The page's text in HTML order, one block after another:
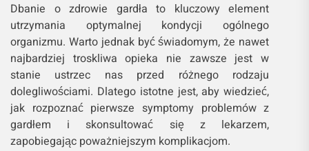
Dbanie o zdrowie gardła to kluczowy element
utrzymania optymalnej kondycji ogólnego
organizmu. Warto jednak być świadomym, że nawet
najbardziej troskliwa opieka nie zawsze jest w
stanie ustrzec nas przed różnego rodzaju
dolegliwościami. Dlatego istotne jest, aby wiedzieć,
jak rozpoznać pierwsze symptomy problemów z
gardłem i skonsultować się z lekarzem,
zapobiegając poważniejszym komplikacjom.